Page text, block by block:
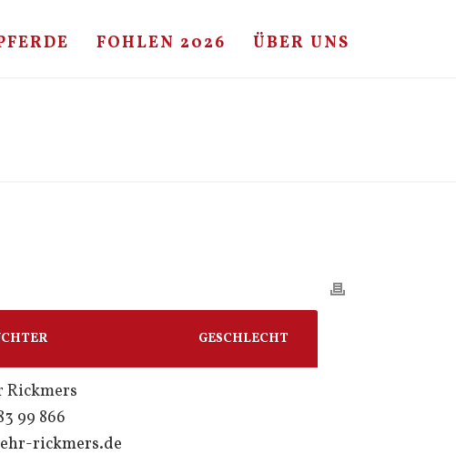
FOHLEN 2026 ÜBER UNS
GESCHLECHT
Rickmers
99 866
rickmers.de